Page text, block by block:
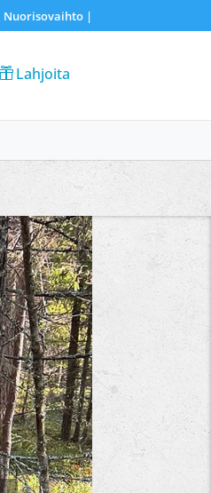
Nuorisovaihto|
Lahjoita